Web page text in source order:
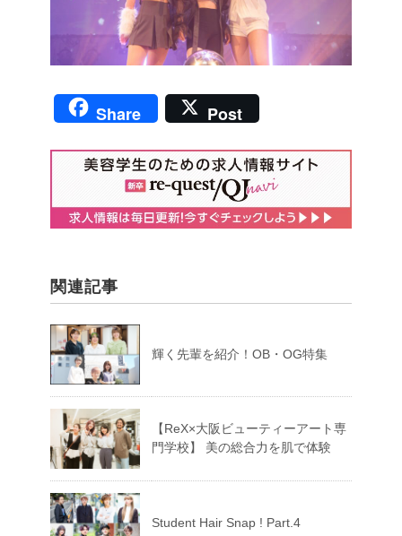
Share Post
関連記事
輝く先輩を紹介！OB・OG特集
【ReX×大阪ビューティーアート専
門学校】 美の総合力を肌で体験
Student Hair Snap ! Part.4